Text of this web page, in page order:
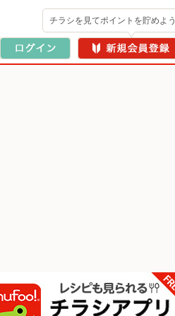
チラシを見てポイントを貯めよう